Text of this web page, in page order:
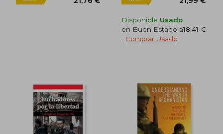
Rápido
Disponible Usado
en Buen Estado a18,41 €
Comprar Usado